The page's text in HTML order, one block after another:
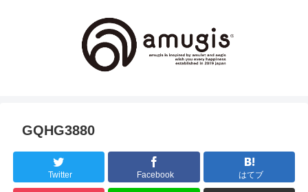
GQHG3880
Twitter Facebook はてブ